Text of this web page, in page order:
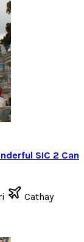
SIC 2 Can
Cathay